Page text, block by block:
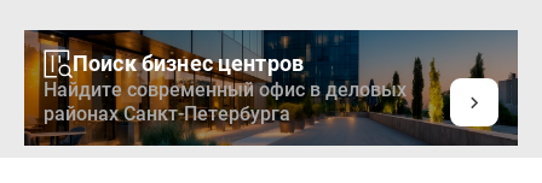
Поиск бизнес центров
Найдите современный офис в деловых
районах Санкт-Петербурга